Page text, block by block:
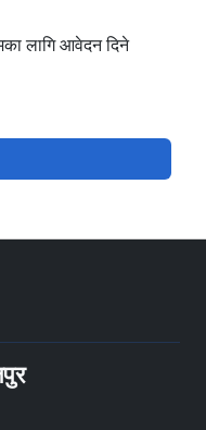
लागि आवेदन दिने